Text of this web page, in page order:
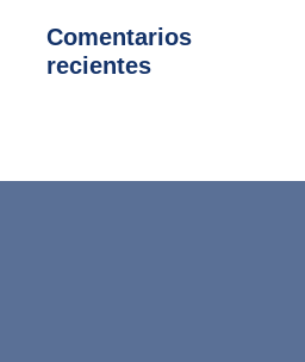
Comentarios
recientes